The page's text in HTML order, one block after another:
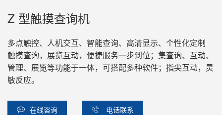
Z 型触摸查询机
多点触控、人机交互、智能查询、高清显示、个性化定制
触摸查询，展览互动，便捷服务一步到位；集查询、互动、
管理、展览等功能于一体，可搭配多种软件；指尖互动，灵
敏反应。
在线咨询 电话联系